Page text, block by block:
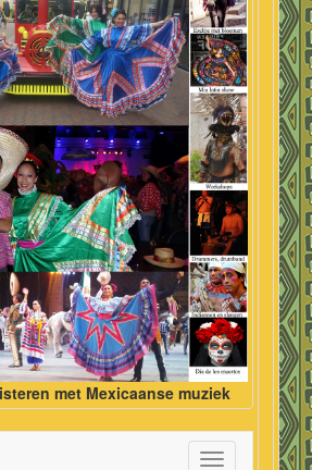
met Mexicaanse muziek
Toggle